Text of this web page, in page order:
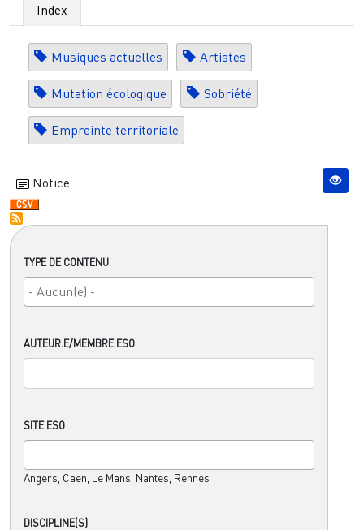
TYPE DE CONTENU
AUTEUR.E/MEMBRE ESO
SITE ESO
Angers, Caen, Le Mans, Nantes, Rennes
DISCIPLINE(S)
Index
Musiques actuelles Artistes
Mutation écologique Sobriété
Empreinte territoriale
Notice